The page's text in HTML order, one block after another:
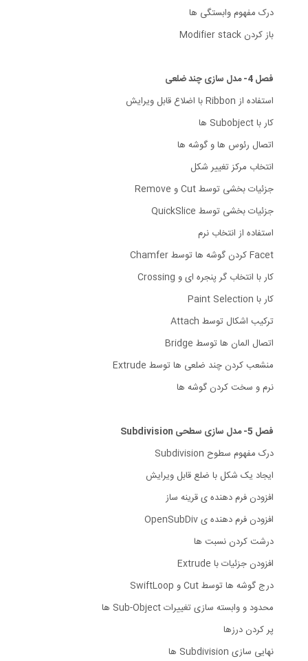
درک مفهوم وابستگی ها
باز کردن Modifier stack
فصل 4- مدل سازی چند ضلعی
استفاده از Ribbon با اضلاع قابل ویرایش
کار با Subobject ها
اتصال رئوس ها و گوشه ها
انتخاب مرکز تغییر شکل
جزئیات بخشی توسط Cut و Remove
جزئیات بخشی توسط QuickSlice
استفاده از انتخاب نرم
Facet کردن گوشه ها توسط Chamfer
کار با انتخاب گر پنجره ای و Crossing
کار با Paint Selection
ترکیب اشکال توسط Attach
اتصال المان ها توسط Bridge
منشعب کردن چند ضلعی ها توسط Extrude
نرم و سخت کردن گوشه ها
فصل 5- مدل سازی سطحی Subdivision
درک مفهوم سطوح Subdivision
ایجاد یک شکل با ضلع قابل ویرایش
افزودن فرم دهنده ی قرینه ساز
افزودن فرم دهنده ی OpenSubDiv
درشت کردن نسبت ها
افزودن جزئیات با Extrude
درج گوشه ها توسط Cut و SwiftLoop
محدود و وابسته سازی تغییرات Sub-Object ها
پر کردن درزها
نهایی سازی Subdivision ها